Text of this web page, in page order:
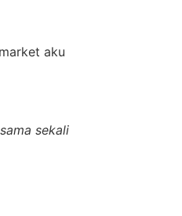
aku
sekali